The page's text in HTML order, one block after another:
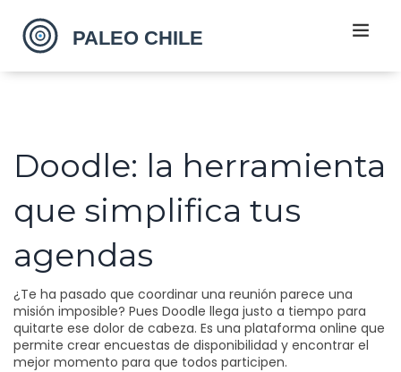
Doodle: la herramienta
que simplifica tus
agendas
¿Te ha pasado que coordinar una reunión parece una
misión imposible? Pues Doodle llega justo a tiempo para
quitarte ese dolor de cabeza. Es una plataforma online que
permite crear encuestas de disponibilidad y encontrar el
mejor momento para que todos participen.